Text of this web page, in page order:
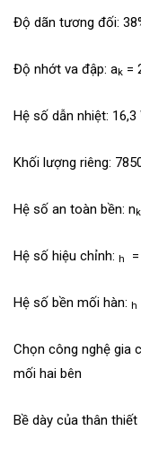
Độ dãn tương đối:
Độ nhớt va đập: ak =
Hệ số dẫn nhiệt:
Khối lượng riêng:
Hệ số an toàn bền: n k
Hệ số hiệu chỉnh: h
Hệ số bền mối hàn: h
Chọn công nghệ gia
mối hai bên
Bề dày của thân thiết